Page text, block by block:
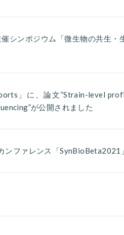
シンポジウム「微生物の共生・
」に、論文”Strain-level
が公開されました
ンファレンス「SynBioBeta2021